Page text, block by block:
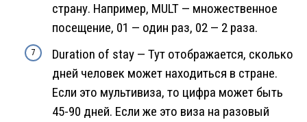
страну. Например, MULT — множественное
посещение, 01 — один раз, 02 — 2 раза.
Duration of stay — Тут отображается, сколько
дней человек может находиться в стране.
Если это мультивиза, то цифра может быть
45-90 дней. Если же это виза на разовый